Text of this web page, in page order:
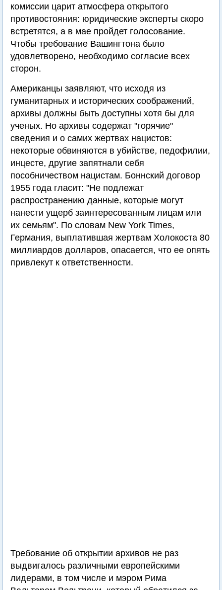
комиссии царит атмосфера открытого
противостояния: юридические эксперты скоро
встретятся, а в мае пройдет голосование.
Чтобы требование Вашингтона было
удовлетворено, необходимо согласие всех
сторон.
Американцы заявляют, что исходя из
гуманитарных и исторических соображений,
архивы должны быть доступны хотя бы для
ученых. Но архивы содержат "горячие"
сведения и о самих жертвах нацистов:
некоторые обвиняются в убийстве, педофилии,
инцесте, другие запятнали себя
пособничеством нацистам. Боннский договор
1955 года гласит: "Не подлежат
распространению данные, которые могут
нанести ущерб заинтересованным лицам или
их семьям". По словам New York Times,
Германия, выплатившая жертвам Холокоста 80
миллиардов долларов, опасается, что ее опять
привлекут к ответственности.
Требование об открытии архивов не раз
выдвигалось различными европейскими
лидерами, в том числе и мэром Рима